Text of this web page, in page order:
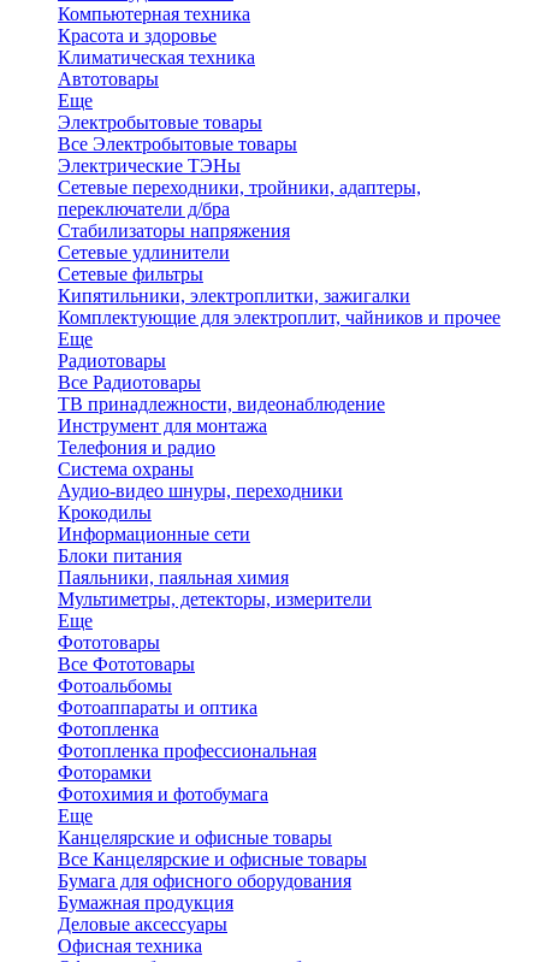
Компьютерная техника
Красота и здоровье
Климатическая техника
Автотовары
Еще
Электробытовые товары
Все Электробытовые товары
Электрические ТЭНы
Сетевые переходники, тройники, адаптеры,
переключатели д/бра
Стабилизаторы напряжения
Сетевые удлинители
Сетевые фильтры
Кипятильники, электроплитки, зажигалки
Комплектующие для электроплит, чайников и прочее
Еще
Радиотовары
Все Радиотовары
ТВ принадлежности, видеонаблюдение
Инструмент для монтажа
Телефония и радио
Система охраны
Аудио-видео шнуры, переходники
Крокодилы
Информационные сети
Блоки питания
Паяльники, паяльная химия
Мультиметры, детекторы, измерители
Еще
Фототовары
Все Фототовары
Фотоальбомы
Фотоаппараты и оптика
Фотопленка
Фотопленка профессиональная
Фоторамки
Фотохимия и фотобумага
Еще
Канцелярские и офисные товары
Все Канцелярские и офисные товары
Бумага для офисного оборудования
Бумажная продукция
Деловые аксессуары
Офисная техника